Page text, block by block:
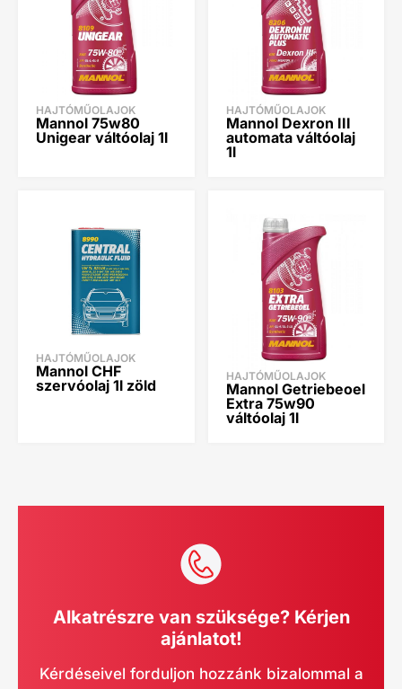
HAJTÓMŰOLAJOK
Mannol 75w80
Unigear váltóolaj 1l
HAJTÓMŰOLAJOK
Mannol Dexron III
automata váltóolaj
1l
HAJTÓMŰOLAJOK
Mannol CHF
szervóolaj 1l zöld
HAJTÓMŰOLAJOK
Mannol Getriebeoel
Extra 75w90
váltóolaj 1l
Alkatrészre van szüksége? Kérjen
ajánlatot!
Kérdéseivel forduljon hozzánk bizalommal a